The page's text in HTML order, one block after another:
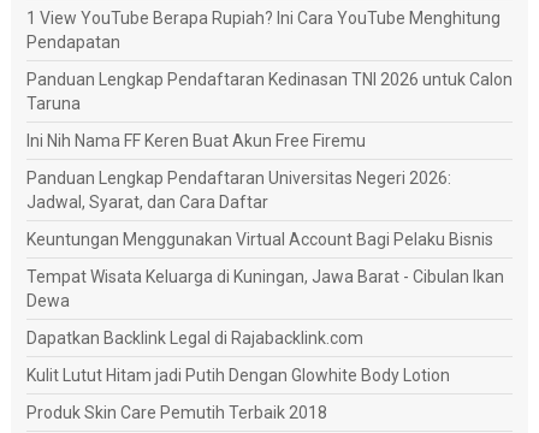
1 View YouTube Berapa Rupiah? Ini Cara YouTube Menghitung
Pendapatan
Panduan Lengkap Pendaftaran Kedinasan TNI 2026 untuk Calon
Taruna
Ini Nih Nama FF Keren Buat Akun Free Firemu
Panduan Lengkap Pendaftaran Universitas Negeri 2026:
Jadwal, Syarat, dan Cara Daftar
Keuntungan Menggunakan Virtual Account Bagi Pelaku Bisnis
Tempat Wisata Keluarga di Kuningan, Jawa Barat - Cibulan Ikan
Dewa
Dapatkan Backlink Legal di Rajabacklink.com
Kulit Lutut Hitam jadi Putih Dengan Glowhite Body Lotion
Produk Skin Care Pemutih Terbaik 2018